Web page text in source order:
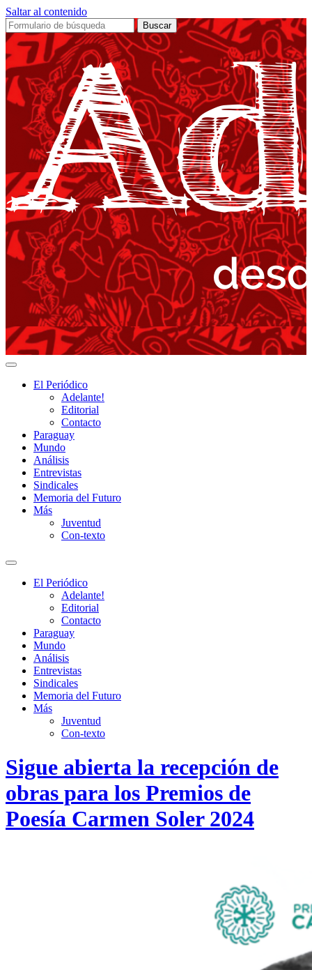
Saltar al contenido
Buscar:
Adelante!
El Periódico
Adelante!
Editorial
Contacto
Paraguay
Mundo
Análisis
Entrevistas
Sindicales
Memoria del Futuro
Más
Juventud
Con-texto
Alternar
campoEl Periódico
Adelante!
Editorial
Contacto
Paraguay
Mundo
Análisis
Entrevistas
Sindicales
Memoria del Futuro
Más
Juventud
Con-texto
Sigue abierta la recepción de
obras para los Premios de
Poesía Carmen Soler 2024